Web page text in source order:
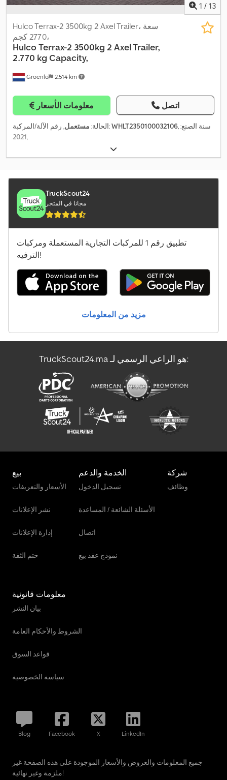
1 / 13
Groenlo 2.514 km
Hulco Terrax-2 3500kg 2 Axel Trailer، سعة
2770 كجم،
HulcoTerrax-2 3500kg 2 Axel Trailer,
2.770 kg Capacity,
معلومات الأسعار اتصل
الحالة: مستعمل , رقم الآلة/المركبة:WHLT2350100032106 , سنة الصنع:
2021,
TruckScout24
مجانا في المتجر
تطبيق رقم 1 للمركبات التجارية المستعملة ومركبات
الترفيه!
مزيد من المعلومات
TruckScout24.ma هو الراعي الرسمي لـ:
بيع
الأسعار والتعريفات
نشر الإعلانات
إدارة الإعلانات
ختم الثقة
الخدمة والدعم
تسجيل الدخول
الأسئلة الشائعة / المساعدة
اتصال
نموذج عقد بيع
شركة
وظائف
معلومات قانونية
بيان النشر
الشروط والأحكام العامة
قواعد السوق
سياسة الخصوصية
Blog Facebook X LinkedIn
جميع المعلومات والعروض والأسعار الموجودة على هذه الصفحة غير
ملزمة وغير نهائية!